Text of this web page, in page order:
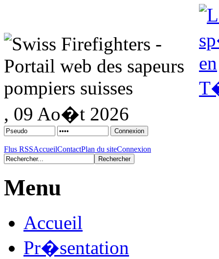
, 09 Ao�t 2026
Flus RSSAccueilContactPlan du siteConnexion
Menu
Accueil
Pr�sentation